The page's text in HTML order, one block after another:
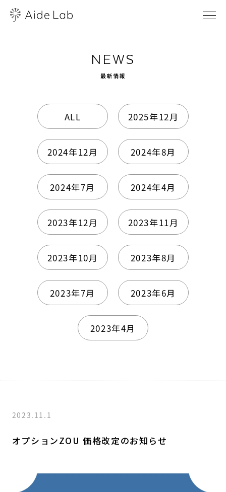
NEWS
最新情報
ALL 2025年12月
2024年12月 2024年8月
2024年7月 2024年4月
2023年12月 2023年11月
2023年10月 2023年8月
2023年7月 2023年6月
2023年4月
2023.11.1
オプションZOU 価格改定のお知らせ